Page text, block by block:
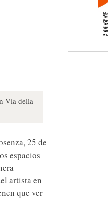
Via della
25 de
espacios
artista en
que ver